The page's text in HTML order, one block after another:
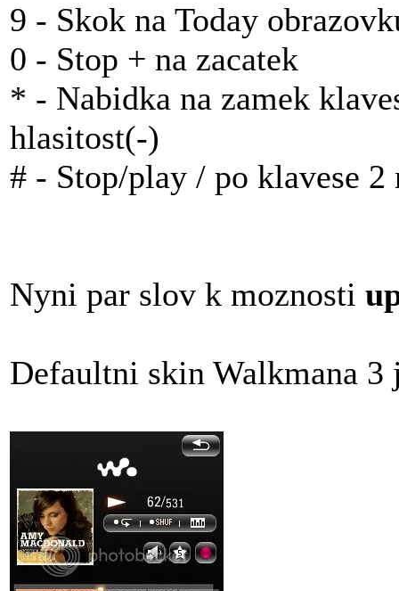
9 - Skok na Today
0 - Stop + na zacatek
* - Nabidka na zamek
hlasitost(-)
# - Stop/play / po klavese
Nyni par slov k moznosti
Defaultni skin Walkmana 3